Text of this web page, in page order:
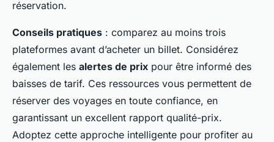
réservation.
Conseils pratiques : comparez au moins trois
plateformes avant d’acheter un billet. Considérez
également les alertes de prix pour être informé des
baisses de tarif. Ces ressources vous permettent de
réserver des voyages en toute confiance, en
garantissant un excellent rapport qualité-prix.
Adoptez cette approche intelligente pour profiter au